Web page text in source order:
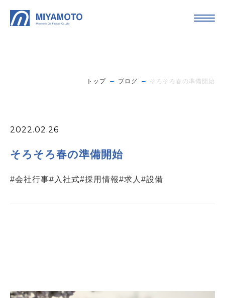
トップ ブログ そろそろ春の準備開始
2022.02.26
そろそろ春の準備開始
#会社行事#入社式#採用情報#求人 #設備